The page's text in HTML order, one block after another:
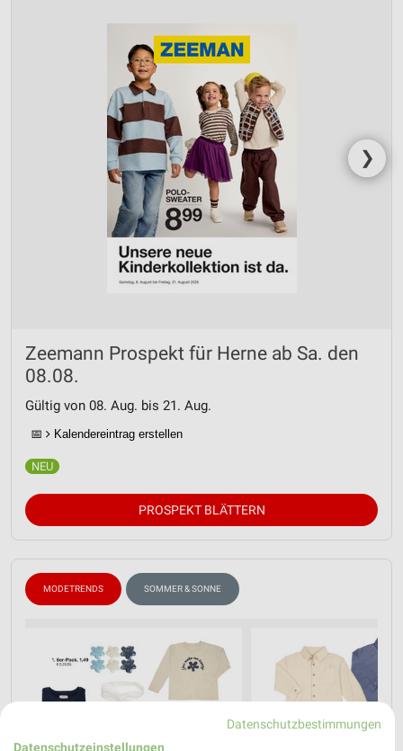
❯
Zeemann Prospekt für Herne ab Sa. den
08.08.
Gültig von 08. Aug. bis 21. Aug.
📅 Kalendereintrag erstellen
PROSPEKT BLÄTTERN
MODETRENDS SOMMER & SONNE
Datenschutzbestimmungen
Datenschutzeinstellungen